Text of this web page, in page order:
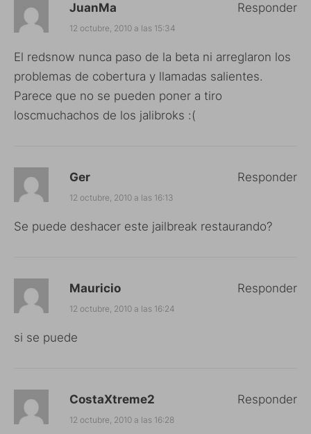
JuanMa
12 octubre, 2010 a las 15:34
El redsnow nunca paso de la beta ni arreglaron los
problemas de cobertura y llamadas salientes.
Parece que no se pueden poner a tiro
loscmuchachos de los jalibroks :(
Responder
Ger
12 octubre, 2010 a las 16:13
Se puede deshacer este jailbreak restaurando?
Responder
Mauricio
12 octubre, 2010 a las 16:24
si se puede
Responder
CostaXtreme2
12 octubre, 2010 a las 16:28
Responder